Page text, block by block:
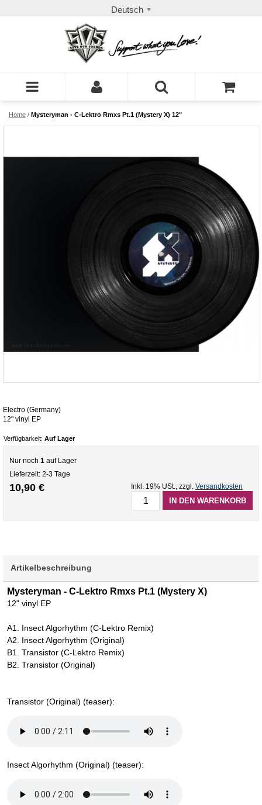
Deutsch
Home / Mysteryman - C-Lektro Rmxs Pt.1 (Mystery X) 12"
Electro (Germany)
12" vinyl EP
Verfügbarkeit: Auf Lager
Nur noch 1 auf Lager
Lieferzeit: 2-3 Tage
10,90 € Inkl. 19% USt., zzgl. Versandkosten
IN DEN WARENKORB
Artikelbeschreibung
Mysteryman - C-Lektro Rmxs Pt.1 (Mystery X)
12" vinyl EP
A1. Insect Algorhythm (C-Lektro Remix)
A2. Insect Algorhythm (Original)
B1. Transistor (C-Lektro Remix)
B2. Transistor (Original)
Transistor (Original) (teaser):
Insect Algorhythm (Original) (teaser):